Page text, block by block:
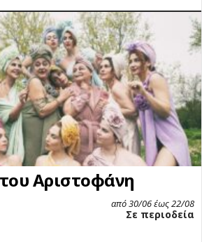
Αριστοφάνη
από 30/06 έως 22/08
Σε περιοδεία